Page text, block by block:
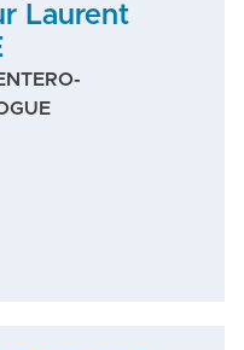
Laurent